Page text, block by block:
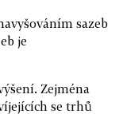
sazeb
je
Zejména
se trhů